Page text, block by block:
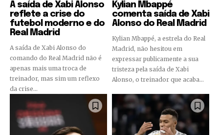
A saída de Xabi Alonso
reflete a crise do
futebol moderno e do
Real Madrid
A saída de Xabi Alonso do
comando do Real Madrid não é
apenas mais uma troca de
treinador, mas sim um reflexo
da crise...
Kylian Mbappé
comenta saída de Xabi
Alonso do Real Madrid
Kylian Mbappé, a estrela do Real
Madrid, não hesitou em
expressar publicamente a sua
tristeza pela saída de Xabi
Alonso, o treinador que acaba...